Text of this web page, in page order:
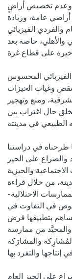
وعدم تخصيص أراضٍ
عامة، وزيادة
والفردي الفيزيائي
والأهلي، خاصة بعد
على قطاع غزة.
الفيزيائي المحسوس
وغياب الحيزات
ومنع وتهجير
حال اغتراب بين
في مدينته.
طرحناه في دراستنا
والصراع على الحيز
والحيزية
من خلال قراءة
الاحتلالية-
الغوص في التفاوت في
بتطبيقها فرض
والمحيَّد من ممارسة
والمشارَكة
إنتاجها والتفرد بها.
على الحيز العام